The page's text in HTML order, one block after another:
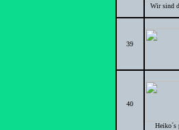
Wir sind
39
40
Heiko´s